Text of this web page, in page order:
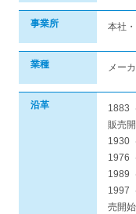
事業所 本社
業種 メー
沿革
1883
販売
1930
1976
1989
1997
売開